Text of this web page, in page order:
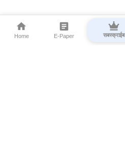
Home E-Paper सबस्क्राईब